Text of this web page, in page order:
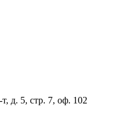
д. 5, стр. 7, оф. 102